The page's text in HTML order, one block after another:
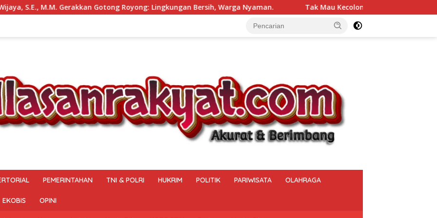
Lingkungan Bersih, Warga Nyaman. Tak Mau Kecolongan! Lapas Narkotika Muara Beliti Cek Total Senjata
PEMERINTAHAN TNI & POLRI HUKRIM POLITIK PARIWISATA OLAHRAGA
EKOBIS OPINI